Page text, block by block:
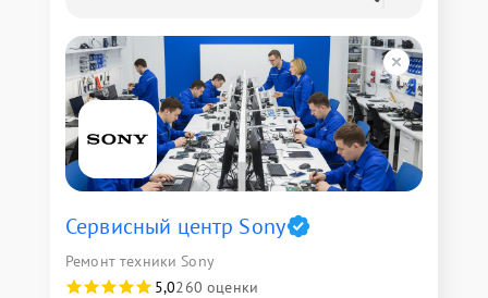
Сервисный центр Sony
Ремонт техники Sony
5,0260 оценки